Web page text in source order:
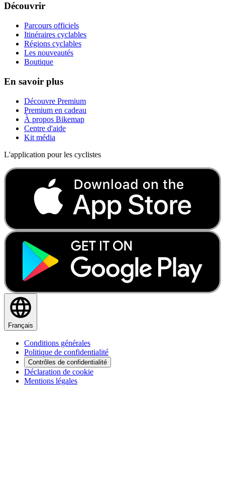
Découvrir
Parcours officiels
Itinéraires cyclables
Régions cyclables
Les nouveautés
Boutique
En savoir plus
Découvre Premium
Premium en cadeau
À propos Bikemap
Centre d'aide
Kit média
L'application pour les cyclistes
Français
Conditions générales
Politique de confidentialité
Contrôles de confidentialité
Déclaration de cookie
Mentions légales